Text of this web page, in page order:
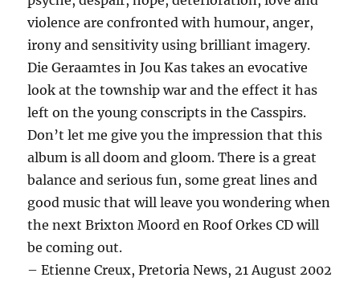
violence are confronted with humour, anger,
irony and sensitivity using brilliant imagery.
Die Geraamtes in Jou Kas takes an evocative
look at the township war and the effect it has
left on the young conscripts in the Casspirs.
Don’t let me give you the impression that this
album is all doom and gloom. There is a great
balance and serious fun, some great lines and
good music that will leave you wondering when
the next Brixton Moord en Roof Orkes CD will
be coming out.
– Etienne Creux, Pretoria News, 21 August 2002